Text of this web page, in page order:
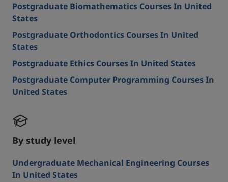
Postgraduate Biomathematics Courses In United
States
Postgraduate Orthodontics Courses In United
States
Postgraduate Ethics Courses In United States
Postgraduate Computer Programming Courses In
United States
By study level
Undergraduate Mechanical Engineering Courses
In United States